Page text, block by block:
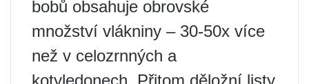
bobů obsahuje obrovské
množství vlákniny – 30-50x více
než v celozrnných a